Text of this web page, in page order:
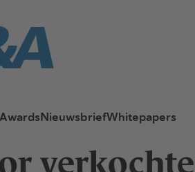
NieuwsbriefWhitepapers